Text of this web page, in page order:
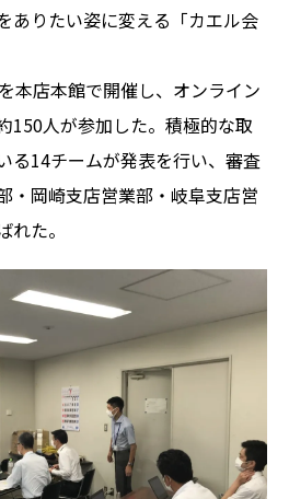
ありたい姿に変える「カエル会
本店本館で開催し、オンライン
150人が参加した。積極的な取
る14チームが発表を行い、審査
・岡崎支店営業部・岐阜支店営
た。